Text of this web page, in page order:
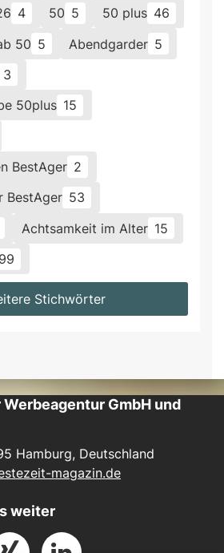
4 50 5 50 plus 46
50 5 Abendgarder 5
3
50plus 15
BestAger 2
BestAger 53
Achtsamkeit im Alter 15
99
Stichwörter
GmbH und
Hamburg, Deutschland
magazin.de
weiter